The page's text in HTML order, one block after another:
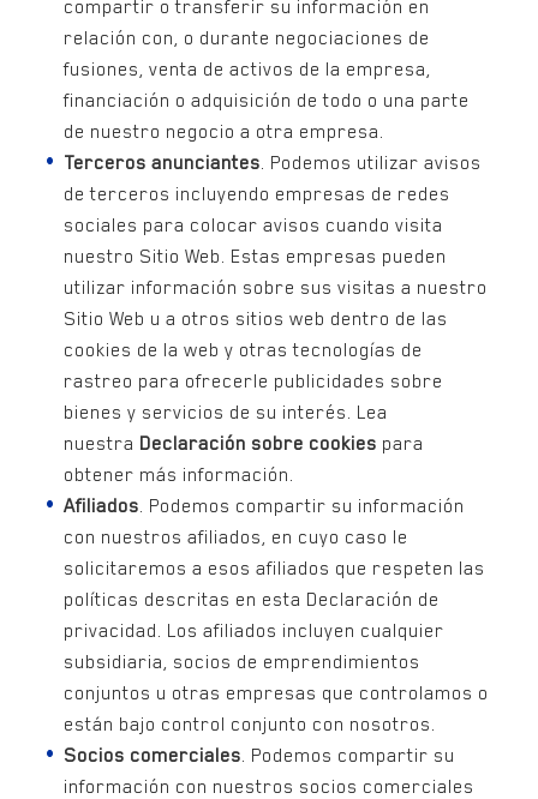
compartir o transferir su información en
relación con, o durante negociaciones de
fusiones, venta de activos de la empresa,
financiación o adquisición de todo o una parte
de nuestro negocio a otra empresa.
Terceros anunciantes. Podemos utilizar avisos
de terceros incluyendo empresas de redes
sociales para colocar avisos cuando visita
nuestro Sitio Web. Estas empresas pueden
utilizar información sobre sus visitas a nuestro
Sitio Web u a otros sitios web dentro de las
cookies de la web y otras tecnologías de
rastreo para ofrecerle publicidades sobre
bienes y servicios de su interés. Lea
nuestra Declaración sobre cookies para
obtener más información.
Afiliados. Podemos compartir su información
con nuestros afiliados, en cuyo caso le
solicitaremos a esos afiliados que respeten las
políticas descritas en esta Declaración de
privacidad. Los afiliados incluyen cualquier
subsidiaria, socios de emprendimientos
conjuntos u otras empresas que controlamos o
están bajo control conjunto con nosotros.
Socios comerciales. Podemos compartir su
información con nuestros socios comerciales